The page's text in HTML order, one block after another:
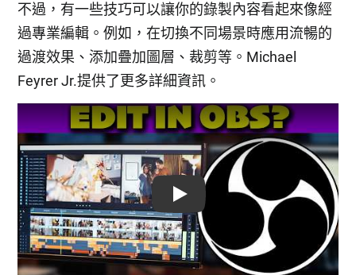
不過，有一些技巧可以讓你的錄製內容看起來像經
過專業編輯。例如，在切換不同場景時應用流暢的
過渡效果、添加疊加圖層、裁剪等。Michael
Feyrer Jr.提供了更多詳細資訊。
Play: Keynote (Google I/O '18)